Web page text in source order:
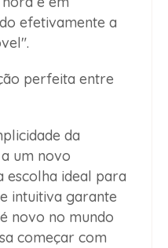
efetivamente a
perfeita entre
da
um novo
escolha ideal para
intuitiva garante
novo no mundo
começar com